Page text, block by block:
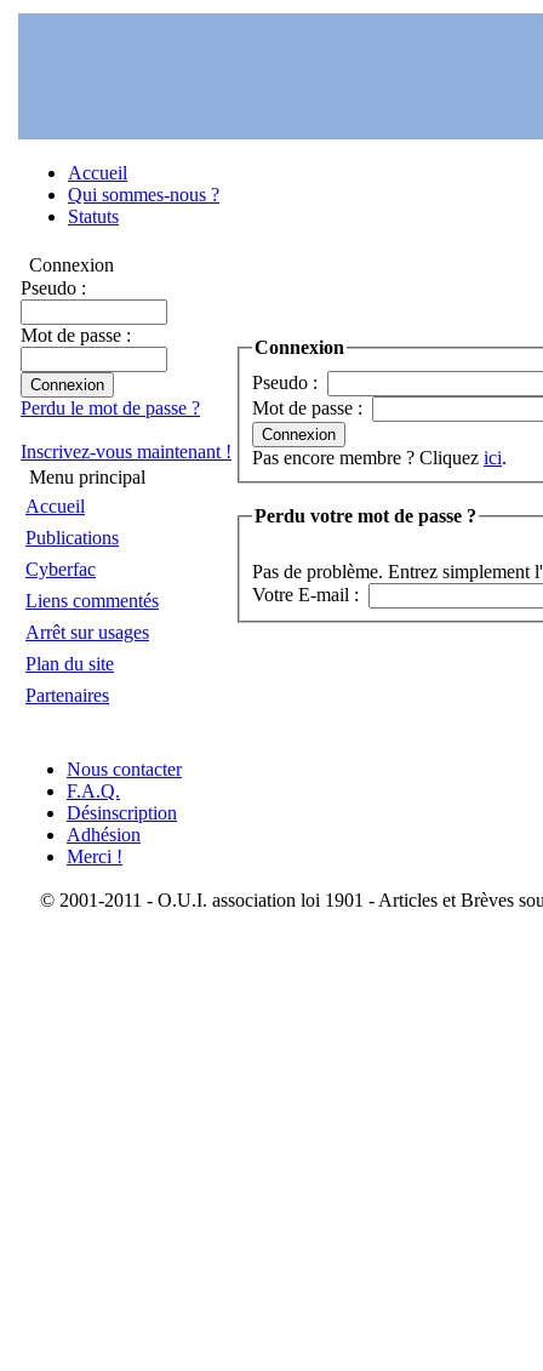
Accueil
Qui sommes-nous ?
Statuts
Connexion
Pseudo :
Mot de passe :
Perdu le mot de passe ?
Inscrivez-vous maintenant !
Menu principal
Accueil
Publications
Cyberfac
Liens commentés
Arrêt sur usages
Plan du site
Partenaires
Connexion
Pseudo :
Mot de passe :
Pas encore membre ? Cliquez ici.
Perdu votre mot de passe ?
Pas de problème. Entrez simplement
Votre E-mail :
Nous contacter
F.A.Q.
Désinscription
Adhésion
Merci !
© 2001-2011 - O.U.I. association loi 1901 - Articles et Brèves